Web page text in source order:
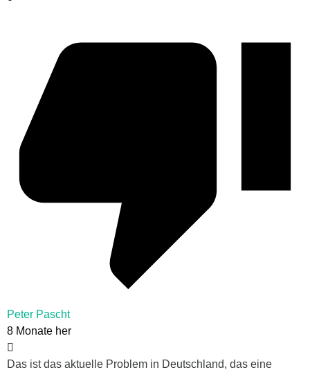
Peter Pascht
8 Monate her
Das ist das aktuelle Problem in Deutschland, das eine